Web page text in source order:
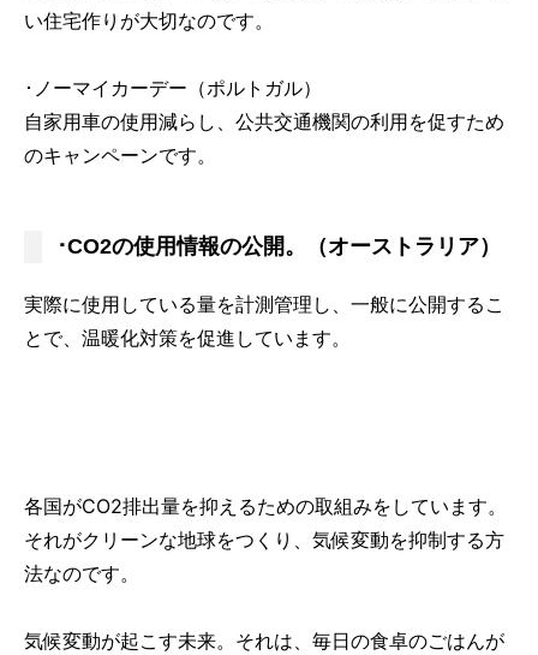
い住宅作りが大切なのです。
･ノーマイカーデー（ポルトガル）
自家用車の使用減らし、公共交通機関の利用を促すため
のキャンペーンです。
･CO2の使用情報の公開。（オーストラリア）
実際に使用している量を計測管理し、一般に公開するこ
とで、温暖化対策を促進しています。
各国がCO2排出量を抑えるための取組みをしています。
それがクリーンな地球をつくり、気候変動を抑制する方
法なのです。
気候変動が起こす未来。それは、毎日の食卓のごはんが